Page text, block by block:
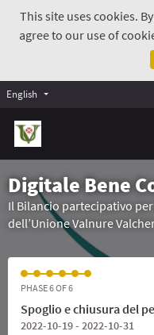
This site uses cookies.
agree to our use of
English
Digitale Bene
Il Bilancio partecipativo
dell’Unione Valnure
PHASE 6 OF 6
Spoglio e chiusura del
2022-10-19 - 2022-10-31